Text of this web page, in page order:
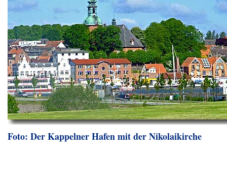
Foto: Der Kappelner Hafen mit der Nikolaikirche